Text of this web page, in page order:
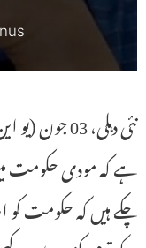
نئی دہلی،
ہے کہ مودی حکومت
چکے ہیں کہ حکومت کو